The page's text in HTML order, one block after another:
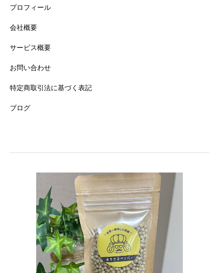
プロフィール
会社概要
サービス概要
お問い合わせ
特定商取引法に基づく表記
ブログ